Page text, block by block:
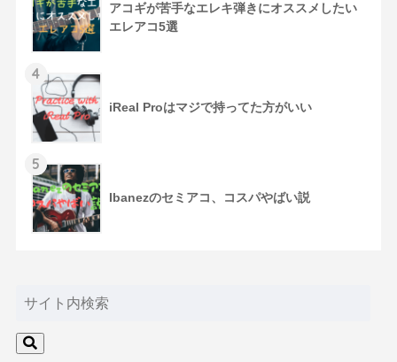
アコギが苦手なエレキ弾きにオススメしたい
エレアコ5選
4
iReal Proはマジで持ってた方がいい
5
Ibanezのセミアコ、コスパやばい説